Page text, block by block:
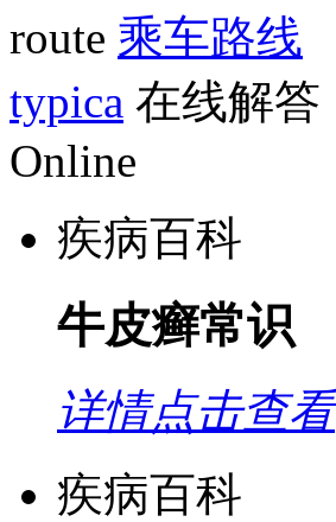
route 乘车路线
typica 在线解答
Online
疾病百科
牛皮癣常识
详情点击查看
疾病百科